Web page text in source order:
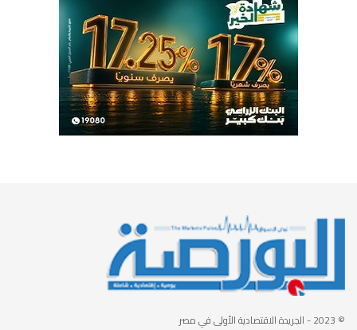
© 2023 - الجريدة الاقتصادية الأولى في مصر